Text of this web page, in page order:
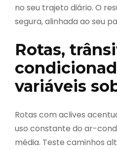
no seu trajeto diário. O
segura, alinhada ao seu
Rotas,
variáveis
Rotas com aclives
uso constante do ar-
média. Teste caminhos